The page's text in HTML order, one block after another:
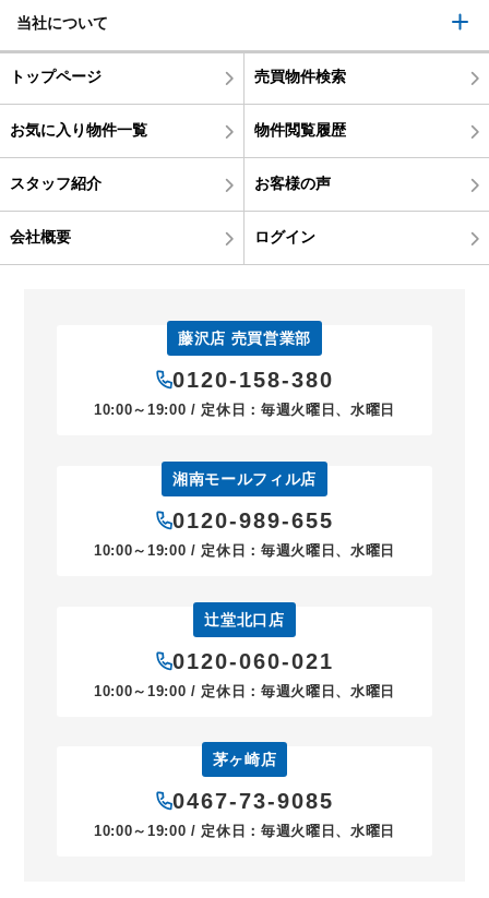
当社について
トップページ 売買物件検索
お気に入り物件一覧 物件閲覧履歴
スタッフ紹介 お客様の声
会社概要 ログイン
藤沢店 売買営業部
0120-158-380
10:00～19:00 / 定休日：毎週火曜日、水曜日
湘南モールフィル店
0120-989-655
10:00～19:00 / 定休日：毎週火曜日、水曜日
辻堂北口店
0120-060-021
10:00～19:00 / 定休日：毎週火曜日、水曜日
茅ヶ崎店
0467-73-9085
10:00～19:00 / 定休日：毎週火曜日、水曜日